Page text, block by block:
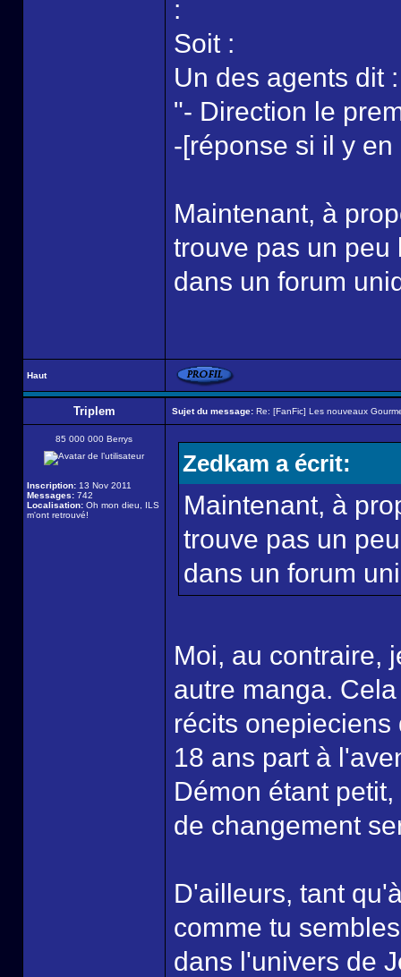
:
Soit :
Un des agents dit :
"- Direction le
-[réponse si il y
Maintenant, à
trouve pas un peu
dans un forum
Haut
Triplem Sujet du message: Re: [FanFic] Les nouveaux
85 000 000 Berrys
Inscription: 13 Nov 2011
Messages: 742
Localisation: Oh mon dieu, ILS
m'ont retrouvé!
Zedkam a écrit:
Maintenant, à
trouve pas un
dans un forum
Moi, au contraire,
autre manga.
récits
18 ans part à
Démon étant
de changement
D'ailleurs, tant
comme tu
dans l'univers de